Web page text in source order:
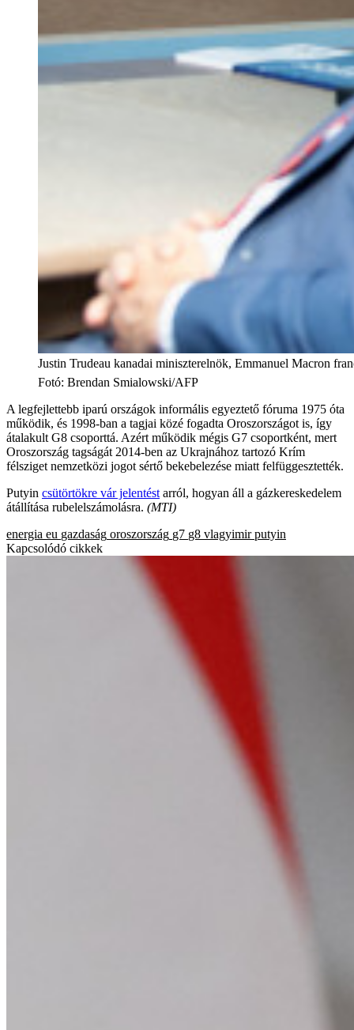
Justin Trudeau kanadai miniszterelnök, Emmanuel Macron
Fotó: Brendan Smialowski/AFP
A legfejlettebb iparú országok informális egyeztető fóruma 1975 óta
működik, és 1998-ban a tagjai közé fogadta Oroszországot is, így
átalakult G8 csoporttá. Azért működik mégis G7 csoportként, mert
Oroszország tagságát 2014-ben az Ukrajnához tartozó Krím
félsziget nemzetközi jogot sértő bekebelezése miatt felfüggesztették.
Putyin csütörtökre vár jelentést arról, hogyan áll a gázkereskedelem
átállítása rubelelszámolásra. (MTI)
energia eu gazdaság oroszország g7 g8 vlagyimir putyin
Kapcsolódó cikkek